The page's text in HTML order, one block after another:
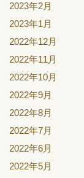
2023年2月
2023年1月
2022年12月
2022年11月
2022年10月
2022年9月
2022年8月
2022年7月
2022年6月
2022年5月